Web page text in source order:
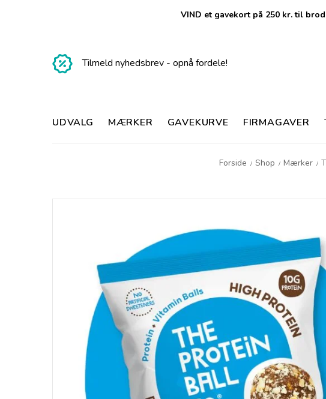
VIND et gavekort på 250 kr. til
Tilmeld nyhedsbrev - opnå fordele!
UDVALG MÆRKER GAVEKURVE FIRMAGAVER
Forside / Shop / Mærker /